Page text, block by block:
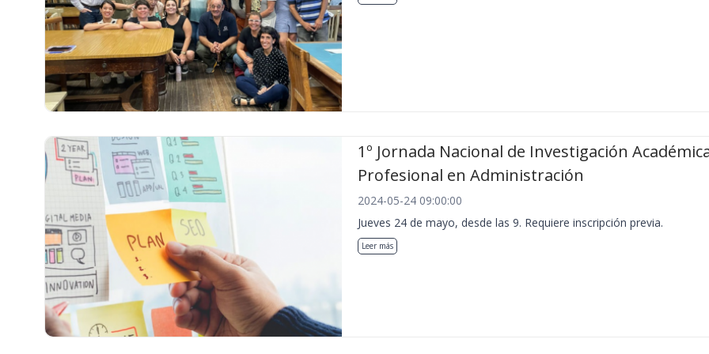
1º Jornada Nacional de Investigación
Profesional en Administración
2024-05-24 09:00:00
Jueves 24 de mayo, desde las 9. Requiere inscripción previa.
Leer más